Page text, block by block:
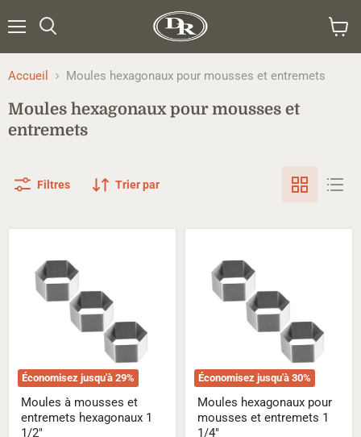
le
Accueil Moules hexagonaux pour mousses et entremets
Moules hexagonaux pour mousses et
entremets
Filtres Trier par
Économisez jusqu'à 29%
mousses
entremets
hexagonaux
Moules à mousses et
entremets hexagonaux 1
1/2"
Économisez jusqu'à 30%
pour
mousses
Moules hexagonaux pour
mousses et entremets 1
1/4"